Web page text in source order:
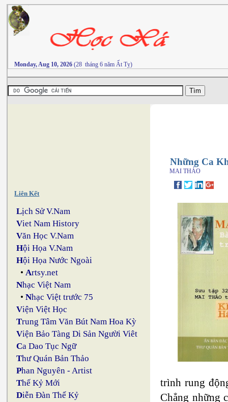
Monday, Aug 10, 2026 (28 tháng 6 năm Ất Tỵ)
Liên Kết
Lịch Sử V.Nam
Viet Nam History
Văn Học V.Nam
Hội Họa V.Nam
Hội Họa Nước Ngoài
•Artsy.net
Nhạc Việt Nam
•Nhạc Việt trước 75
Viện Việt Học
Trung Tâm Văn Bút Nam Hoa Kỳ
Viện Bảo Tàng Di Sản Người Viêt
Ca Dao Tục Ngữ
Thư Quán Bản Thảo
Phan Nguyên - Artist
Thế Kỷ Mới
Diễn Đàn Thế Kỷ
Những Ca
MAI THẢO
trình rung
Chẳng những